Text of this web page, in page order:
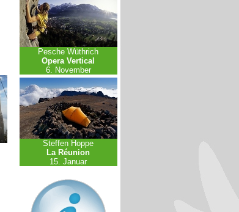
Pesche Wüthrich
Opera Vertical
6. November
Steffen Hoppe
La Réunion
15. Januar